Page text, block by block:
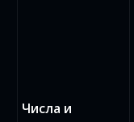
Числа и